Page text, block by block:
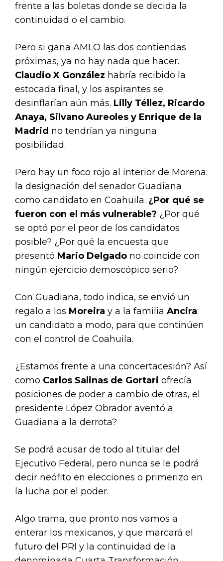
frente a las boletas donde se decida la
continuidad o el cambio.
Pero si gana AMLO las dos contiendas
próximas, ya no hay nada que hacer.
Claudio X González habría recibido la
estocada final, y los aspirantes se
desinflarían aún más. Lilly Téllez, Ricardo
Anaya, Silvano Aureoles y Enrique de la
Madrid no tendrían ya ninguna
posibilidad.
Pero hay un foco rojo al interior de Morena:
la designación del senador Guadiana
como candidato en Coahuila. ¿Por qué se
fueron con el más vulnerable? ¿Por qué
se optó por el peor de los candidatos
posible? ¿Por qué la encuesta que
presentó Mario Delgado no coincide con
ningún ejercicio demoscópico serio?
Con Guadiana, todo indica, se envió un
regalo a los Moreira y a la familia Ancira:
un candidato a modo, para que continúen
con el control de Coahuila.
¿Estamos frente a una concertacesión? Así
como Carlos Salinas de Gortari ofrecía
posiciones de poder a cambio de otras, el
presidente López Obrador aventó a
Guadiana a la derrota?
Se podrá acusar de todo al titular del
Ejecutivo Federal, pero nunca se le podrá
decir neófito en elecciones o primerizo en
la lucha por el poder.
Algo trama, que pronto nos vamos a
enterar los mexicanos, y que marcará el
futuro del PRI y la continuidad de la